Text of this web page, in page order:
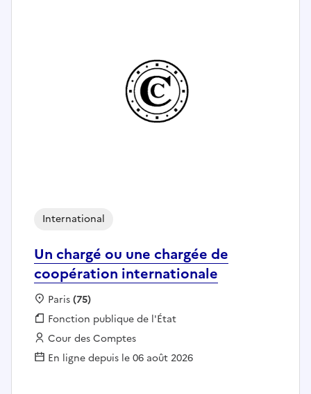
Un chargé ou une chargée de
coopération internationale
International
Localisation :
Paris(75)
Fonction publique :
Fonction publique de l'État
Employeur :
Cour des Comptes
En ligne depuis le 06 août 2026